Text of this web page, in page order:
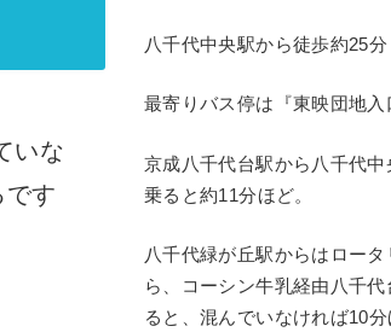
いな
す
八千代中央駅から徒歩約25分
最寄りバス停は『東映団地入
京成八千代台駅から八千代中
乗ると約11分ほど。
八千代緑が丘駅からはロー
ら、コーシン牛乳経由八千
ると、混んでいなければ10分